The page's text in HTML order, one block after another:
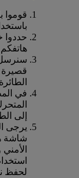
قوموا
حددوا
سنرسل
قصيرة
في
إلى
يرجى
شاشة
لحفظ